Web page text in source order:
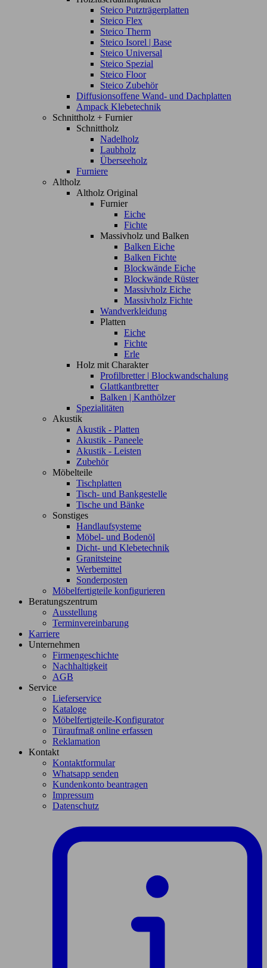
Steico Putzträgerplatten
Steico Flex
Steico Therm
Steico Isorel | Base
Steico Universal
Steico Spezial
Steico Floor
Steico Zubehör
Diffusionsoffene Wand- und Dachplatten
Ampack Klebetechnik
Schnittholz + Furnier
Schnittholz
Nadelholz
Laubholz
Überseeholz
Furniere
Altholz
Altholz Original
Furnier
Eiche
Fichte
Massivholz und Balken
Balken Eiche
Balken Fichte
Blockwände Eiche
Blockwände Rüster
Massivholz Eiche
Massivholz Fichte
Wandverkleidung
Platten
Eiche
Fichte
Erle
Holz mit Charakter
Profilbretter | Blockwandschalung
Glattkantbretter
Balken | Kanthölzer
Spezialitäten
Akustik
Akustik - Platten
Akustik - Paneele
Akustik - Leisten
Zubehör
Möbelteile
Tischplatten
Tisch- und Bankgestelle
Tische und Bänke
Sonstiges
Handlaufsysteme
Möbel- und Bodenöl
Dicht- und Klebetechnik
Granitsteine
Werbemittel
Sonderposten
Möbelfertigteile konfigurieren
Beratungszentrum
Ausstellung
Terminvereinbarung
Karriere
Unternehmen
Firmengeschichte
Nachhaltigkeit
AGB
Service
Lieferservice
Kataloge
Möbelfertigteile-Konfigurator
Türaufmaß online erfassen
Reklamation
Kontakt
Kontaktformular
Whatsapp senden
Kundenkonto beantragen
Impressum
Datenschutz